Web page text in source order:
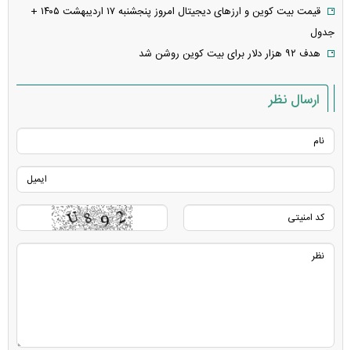
قیمت بیت کوین و ارز‌های دیجیتال امروز پنجشنبه ۱۷ اردیبهشت ۱۴۰۵ +
جدول
هدف ۹۲ هزار دلار برای بیت کوین روشن شد
ارسال نظر